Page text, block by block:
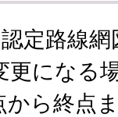
定路線
更になる
から終点